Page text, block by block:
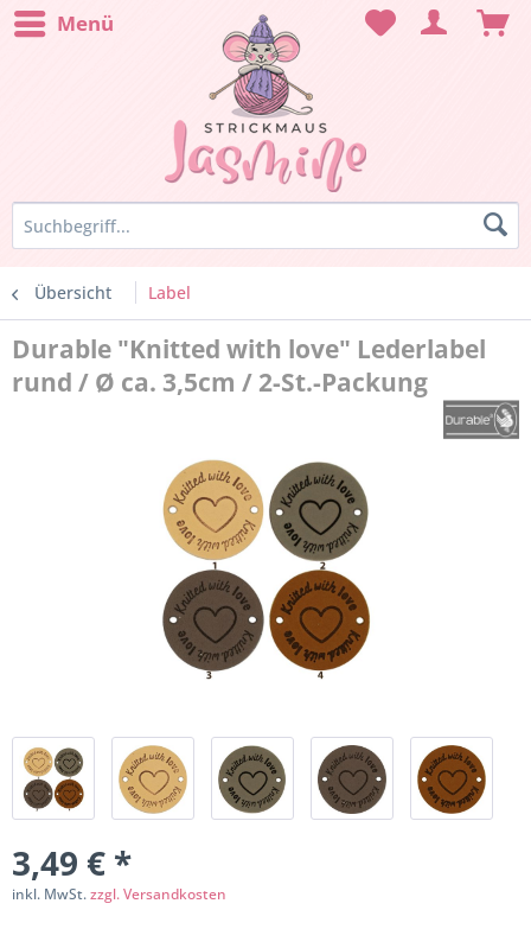
Menü
Übersicht Label
Durable "Knitted with love" Lederlabel
rund / Ø ca. 3,5cm / 2-St.-Packung
3,49 € *
inkl. MwSt.zzgl. Versandkosten